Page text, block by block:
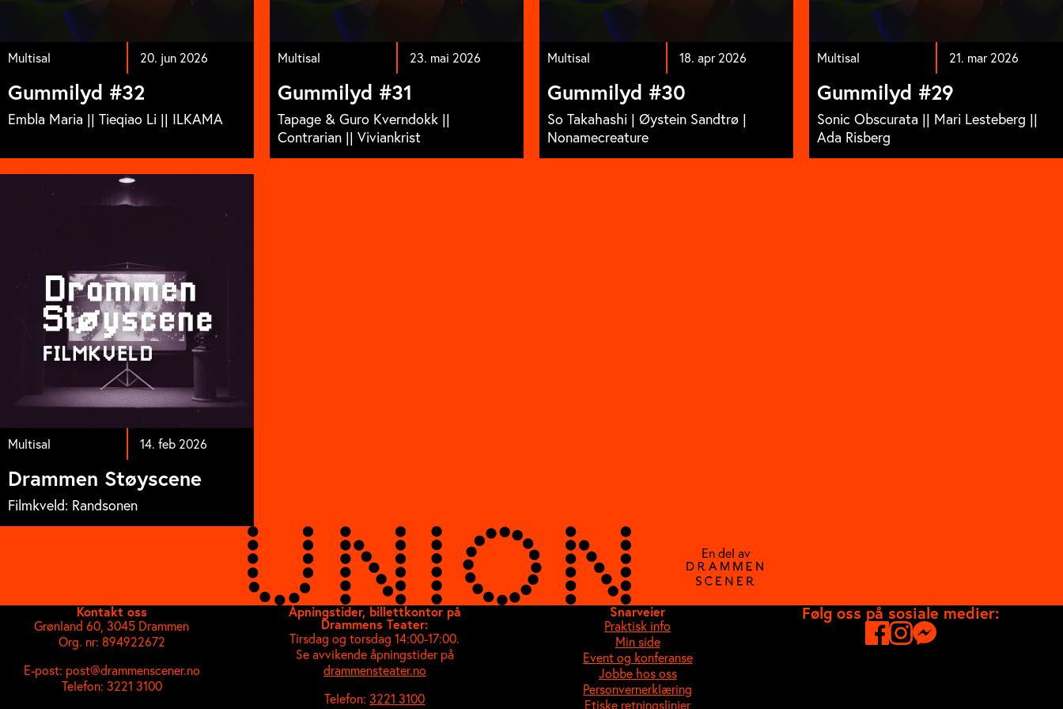
Multisal 20. jun 2026
Gummilyd #32
Embla Maria || Tieqiao Li || ILKAMA
Multisal 23. mai 2026
Gummilyd #31
Tapage & Guro Kverndokk ||
Contrarian || Viviankrist
Multisal 18. apr 2026
Gummilyd #30
So Takahashi | Øystein Sandtrø |
Nonamecreature
Multisal 21. mar 2026
Gummilyd #29
Sonic Obscurata || Mari Lesteberg ||
Ada Risberg
Multisal 14. feb 2026
Drammen Støyscene
Filmkveld: Randsonen
En del av
Kontakt oss
Grønland 60, 3045 Drammen
Org. nr: 894922672
E-post: post@drammenscener.no
Telefon: 3221 3100
Åpningstider, billettkontor på
Drammens Teater:
Tirsdag og torsdag 14:00-17:00.
Se avvikende åpningstider på
drammensteater.no
Telefon:3221 3100
Snarveier
Praktisk info
Min side
Event og konferanse
Jobbe hos oss
Personvernerklæring
Etiske retningslinjer
Følg oss på sosiale medier: